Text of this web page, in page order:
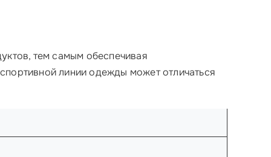
тем самым обеспечивая
линии одежды может отличаться